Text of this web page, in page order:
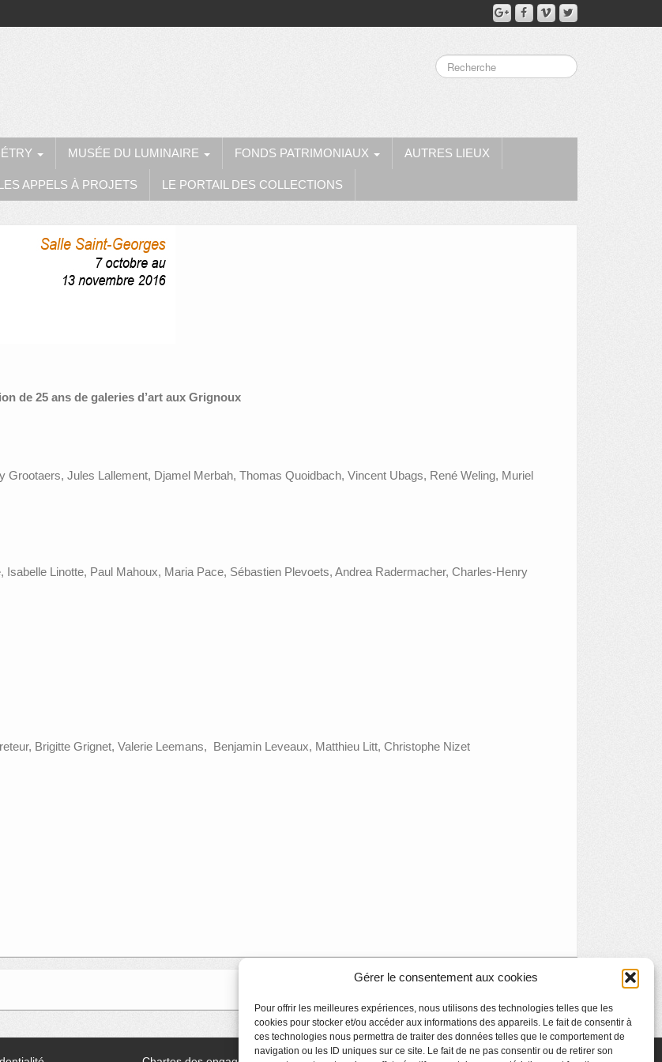
Gérer le consentement aux cookies
Pour offrir les meilleures expériences, nous utilisons des technologies telles que les
cookies pour stocker et/ou accéder aux informations des appareils. Le fait de consentir à
ces technologies nous permettra de traiter des données telles que le comportement de
navigation ou les ID uniques sur ce site. Le fait de ne pas consentir ou de retirer son
MUSÉE DU LUMINAIRE FONDS PATRIMONIAUX AUTRES LIEUX
APPELS À PROJETS LE PORTAIL DES COLLECTIONS
de 25 ans de galeries d’art aux Grignoux
Grootaers, Jules Lallement, Djamel Merbah, Thomas Quoidbach, Vincent Ubags, René Weling, Muriel
Linotte, Paul Mahoux, Maria Pace, Sébastien Plevoets, Andrea Radermacher, Charles-Henry
Brigitte Grignet, Valerie Leemans, Benjamin Leveaux, Matthieu Litt, Christophe Nizet